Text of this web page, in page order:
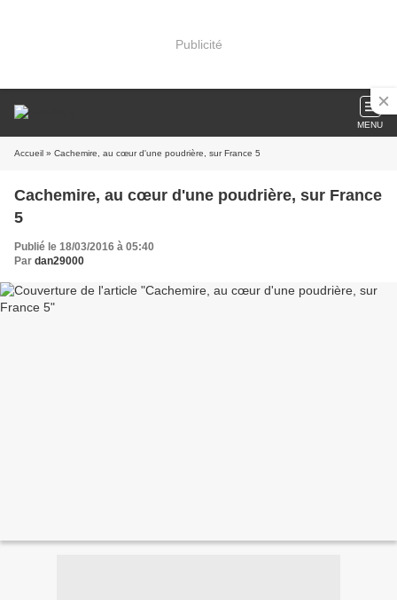
Publicité
MENU
Accueil » Cachemire, au cœur d'une poudrière, sur France 5
Cachemire, au cœur d'une poudrière, sur France
5
Publié le 18/03/2016 à 05:40
Par dan29000